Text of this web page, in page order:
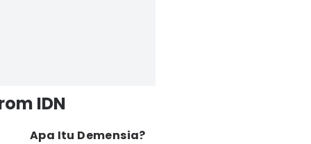
IDN
Apa Itu Demensia?